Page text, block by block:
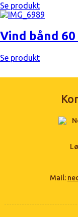
Se produkt
Vind bånd 60
Se produkt
Mail: